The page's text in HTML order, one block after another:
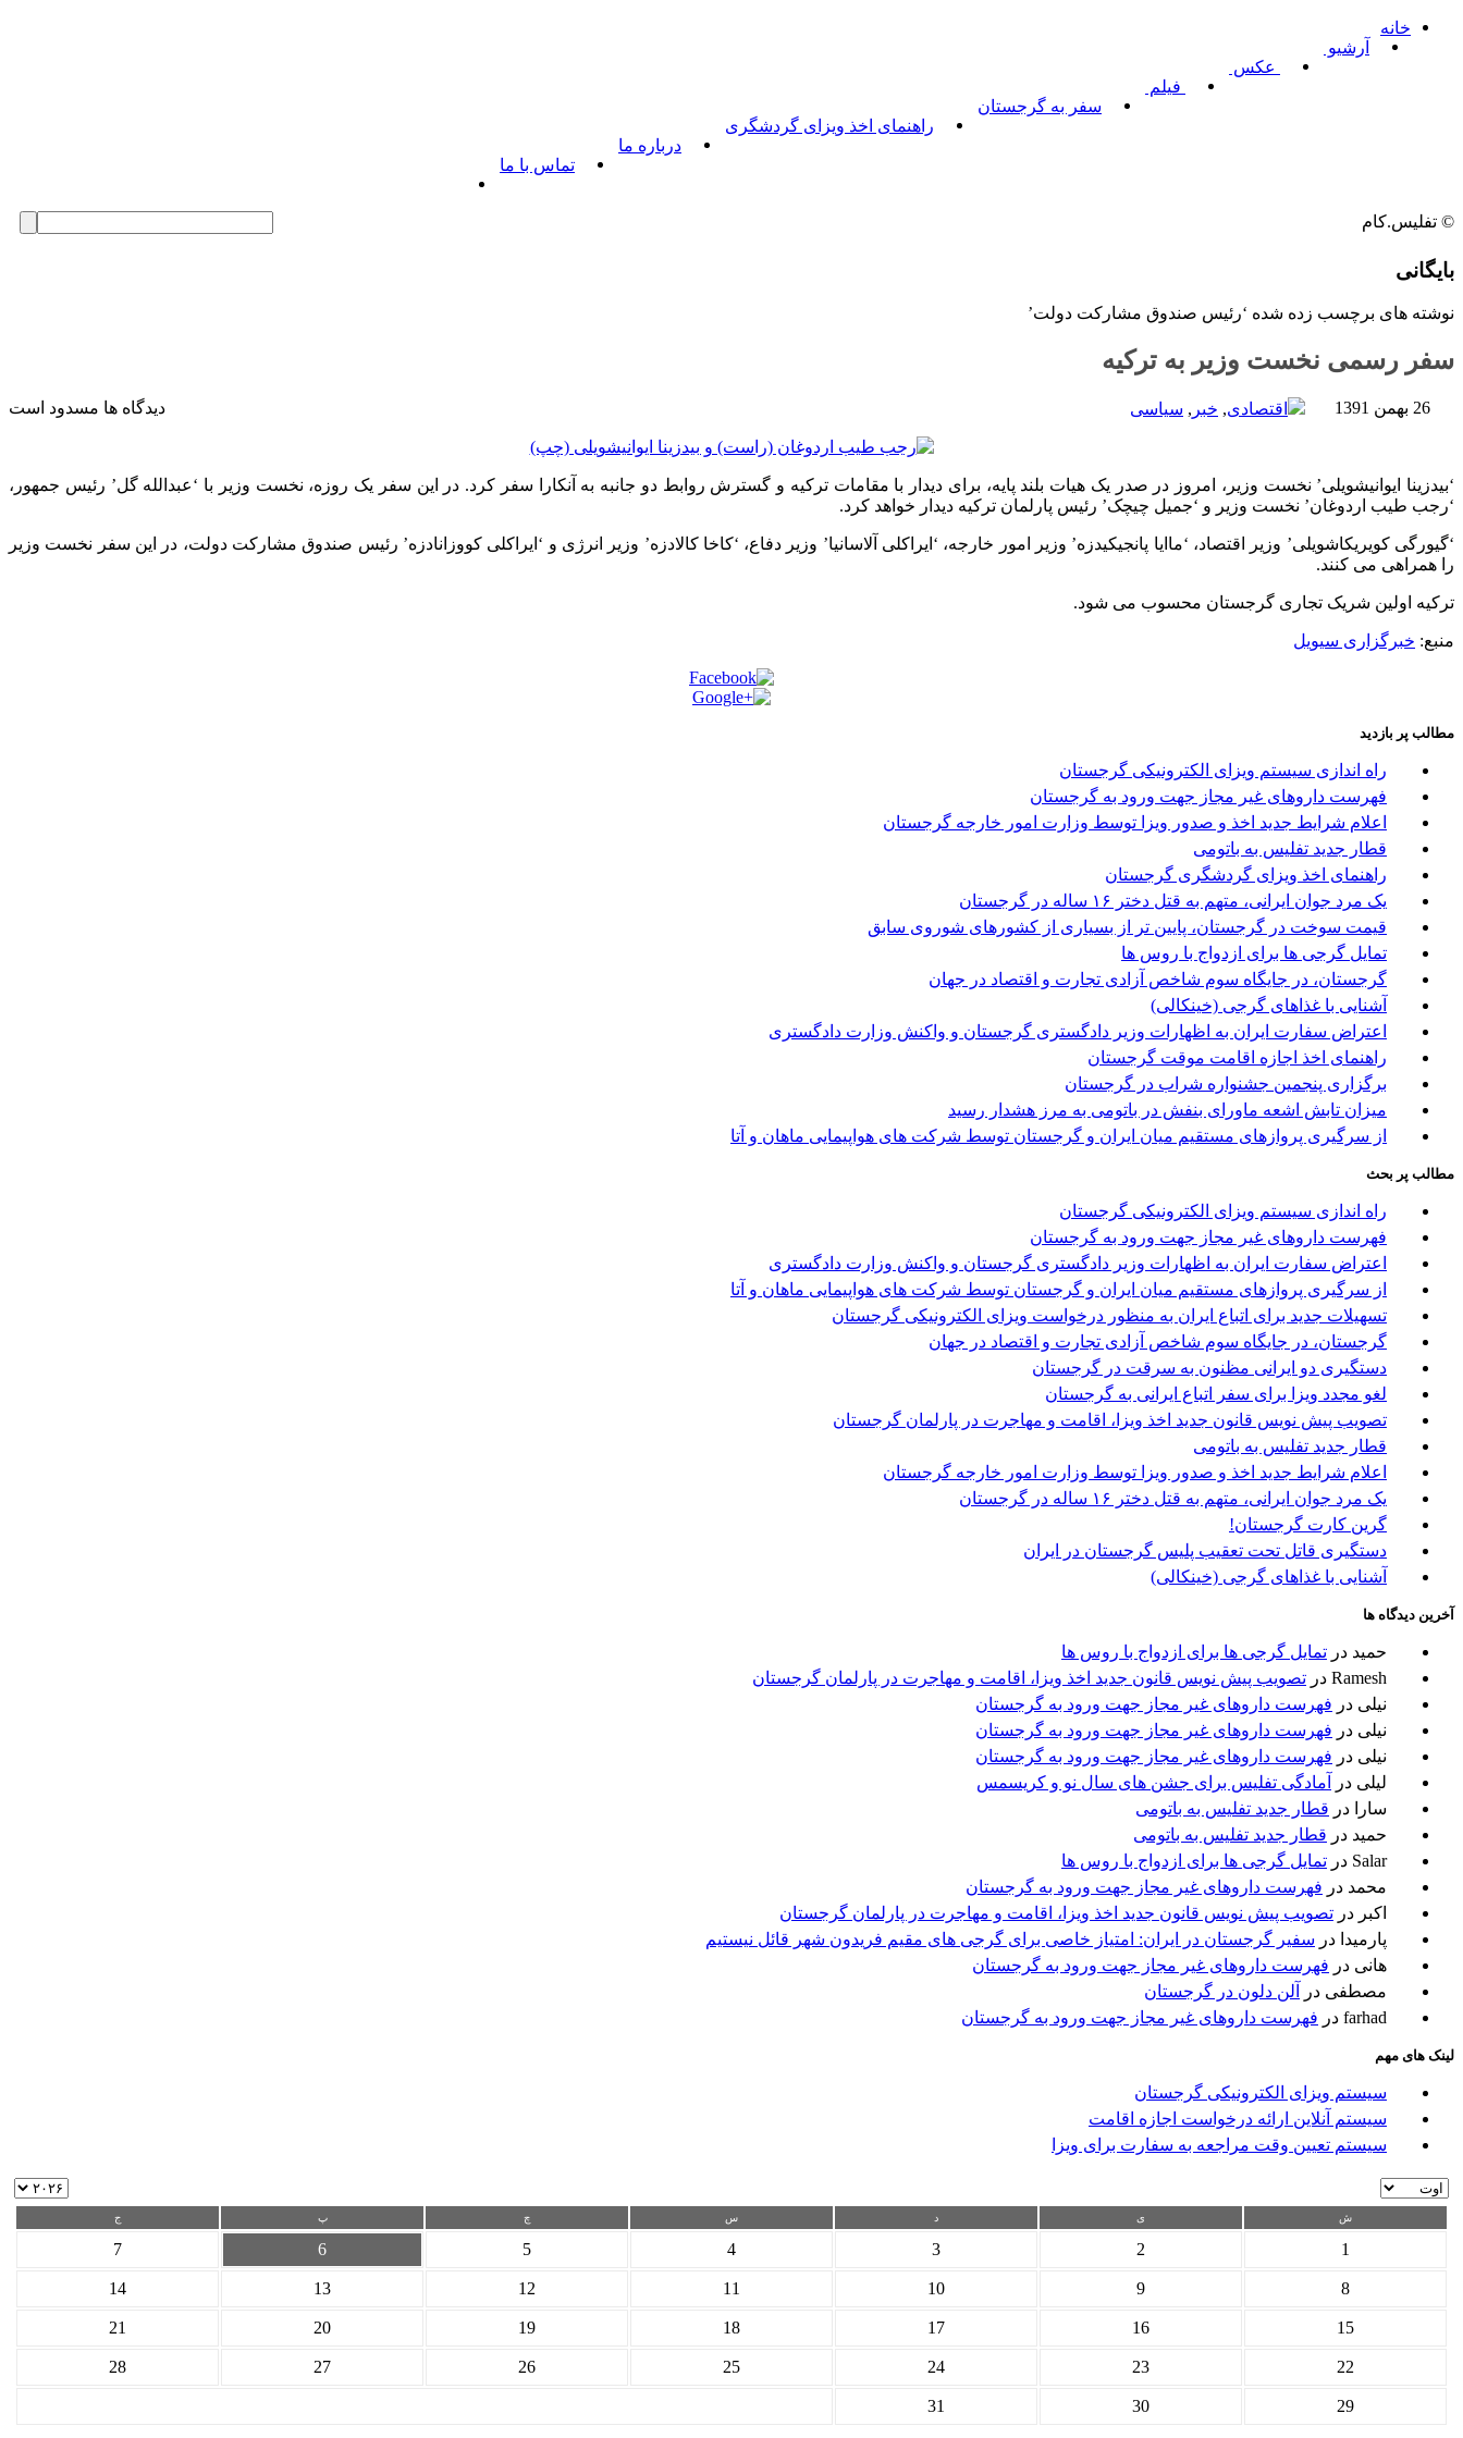
خانه
آرشیو
عکس
فیلم
سفر به گرجستان
راهنمای اخذ ویزای گردشگری
درباره ما
تماس با ما
بایگانی
نوشته های برچسب زده شده ‘رئیس صندوق مشارکت دولت’
سفر رسمی نخست وزیر به ترکیه
26 بهمن 1391 دیدگاه ها مسدود است اقتصادی, خبر , سیاسی
‘بیدزینا ایوانیشویلی’ نخست وزیر، امروز در صدر یک هیات بلند پایه، برای دیدار با مقامات ترکیه و گسترش روابط دو جانبه به آنکارا سفر کرد. در این سفر یک روزه، نخست وزیر با ‘عبدالله گل’ رئیس جمهور،
‘رجب طیب اردوغان’ نخست وزیر و ‘جمیل چیچک’ رئیس پارلمان ترکیه دیدار خواهد کرد.
‘گیورگی کویریکاشویلی’ وزیر اقتصاد، ‘ماایا پانجیکیدزه’ وزیر امور خارجه، ‘ایراکلی آلاسانیا’ وزیر دفاع، ‘کاخا کالادزه’ وزیر انرژی و ‘ایراکلی کووزانادزه’ رئیس صندوق مشارکت دولت، در این سفر نخست وزیر
را همراهی می کنند.
ترکیه اولین شریک تجاری گرجستان محسوب می شود.
منبع: خبرگزاری سیویل
مطالب پر بازدید
راه اندازی سیستم ویزای الکترونیکی گرجستان
فهرست داروهای غیر مجاز جهت ورود به گرجستان
اعلام شرایط جدید اخذ و صدور ویزا توسط وزارت امور خارجه گرجستان
قطار جدید تفلیس به باتومی
راهنمای اخذ ویزای گردشگری گرجستان
یک مرد جوان ایرانی، متهم به قتل دختر ۱۶ ساله در گرجستان
قیمت سوخت در گرجستان، پایین تر از بسیاری از کشورهای شوروی سابق
تمایل گرجی ها برای ازدواج با روس ها
گرجستان، در جایگاه سوم شاخص آزادی تجارت و اقتصاد در جهان
آشنایی با غذاهای گرجی (خینکالی)
اعتراض سفارت ایران به اظهارات وزیر دادگستری گرجستان و واکنش وزارت دادگستری
راهنمای اخذ اجازه اقامت موقت گرجستان
برگزاری پنجمین جشنواره شراب در گرجستان
میزان تابش اشعه ماورای بنفش در باتومی به مرز هشدار رسید
از سرگیری پروازهای مستقیم میان ایران و گرجستان توسط شرکت های هواپیمایی ماهان و آتا
مطالب پر بحث
راه اندازی سیستم ویزای الکترونیکی گرجستان
فهرست داروهای غیر مجاز جهت ورود به گرجستان
اعتراض سفارت ایران به اظهارات وزیر دادگستری گرجستان و واکنش وزارت دادگستری
از سرگیری پروازهای مستقیم میان ایران و گرجستان توسط شرکت های هواپیمایی ماهان و آتا
تسهیلات جدید برای اتباع ایران به منظور درخواست ویزای الکترونیکی گرجستان
گرجستان، در جایگاه سوم شاخص آزادی تجارت و اقتصاد در جهان
دستگیری دو ایرانی مظنون به سرقت در گرجستان
لغو مجدد ویزا برای سفر اتباع ایرانی به گرجستان
تصویب پیش نویس قانون جدید اخذ ویزا، اقامت و مهاجرت در پارلمان گرجستان
قطار جدید تفلیس به باتومی
اعلام شرایط جدید اخذ و صدور ویزا توسط وزارت امور خارجه گرجستان
یک مرد جوان ایرانی، متهم به قتل دختر ۱۶ ساله در گرجستان
گرین کارت گرجستان!
دستگیری قاتل تحت تعقیب پلیس گرجستان در ایران
آشنایی با غذاهای گرجی (خینکالی)
آخرین دیدگاه ها
حمید در تمایل گرجی ها برای ازدواج با روس ها
Ramesh در تصویب پیش نویس قانون جدید اخذ ویزا، اقامت و مهاجرت در پارلمان گرجستان
نیلی در فهرست داروهای غیر مجاز جهت ورود به گرجستان
نیلی در فهرست داروهای غیر مجاز جهت ورود به گرجستان
نیلی در فهرست داروهای غیر مجاز جهت ورود به گرجستان
لیلی در
آمادگی تفلیس برای جشن های سال نو و کریسمس
سارا
در قطار جدید تفلیس به باتومی
حمید در قطار جدید تفلیس به باتومی
Salar در تمایل گرجی ها برای ازدواج با روس ها
محمد در فهرست داروهای غیر مجاز جهت ورود به گرجستان
اکبر در تصویب پیش نویس قانون جدید اخذ ویزا، اقامت و مهاجرت در پارلمان گرجستان
پارمیدا در سفیر گرجستان در ایران: امتیاز خاصی برای گرجی های مقیم فریدون شهر قائل نیستیم
هانی در فهرست داروهای غیر مجاز جهت ورود به گرجستان
مصطفی در
آلن دلون در گرجستان
farhad در فهرست داروهای غیر مجاز جهت ورود به گرجستان
لینک های مهم
سیستم ویزای الکترونیکی گرجستان
سیستم آنلاین ارائه درخواست اجازه اقامت
سیستم تعیین وقت مراجعه به سفارت برای ویزا
ش ی د س چ پ ج
1
2
3
4
5
6
7
8
9
10
11
12
13
14
15
16
17
18
19
20
21
22
23
24
25
26
27
28
29
30
31
© تفلیس.کام